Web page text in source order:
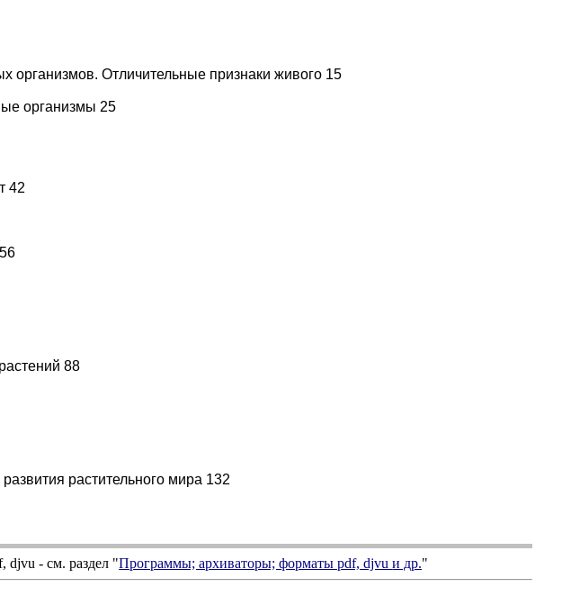
организмов. Отличительные признаки живого 15
организмы 25
42
88
растительного мира 132
,djvu - см. раздел "Программы; архиваторы; форматыpdf, djvuи др."